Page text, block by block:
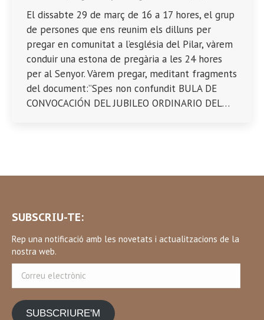
El dissabte 29 de març de 16 a 17 hores, el grup
de persones que ens reunim els dilluns per
pregar en comunitat a l’església del Pilar, vàrem
conduir una estona de pregària a les 24 hores
per al Senyor. Vàrem pregar, meditant fragments
del document:”Spes non confundit BULA DE
CONVOCACIÓN DEL JUBILEO ORDINARIO DEL…
SUBSCRIU-TE:
Rep una notificació amb les novetats i actualitzacions de la
nostra web.
electrònic
SUBSCRIURE'M